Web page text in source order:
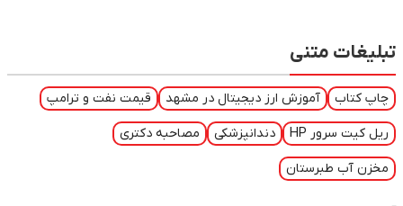
تبلیغات متنی
چاپ کتاب آموزش ارز دیجیتال در مشهد قیمت نفت و ترامپ
ریل کیت سرور HP دندانپزشکی مصاحبه دکتری
مخزن آب طبرستان